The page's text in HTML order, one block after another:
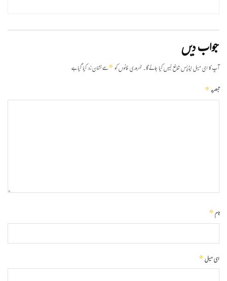
جواب دیں
آپ کا ای میل ایڈریس شائع نہیں کیا جائے گا۔ضروری خانوں کو*سے نشان زد کیا گیا ہے
تبصرہ*
نام*
ای میل*